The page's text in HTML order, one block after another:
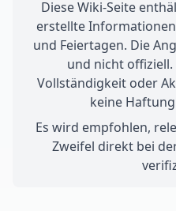
Diese Wiki-Seite
erstellte
und Feiertagen. Die
und nicht
Vollständigkeit oder
keine
Es wird empfohlen,
Zweifel direkt bei